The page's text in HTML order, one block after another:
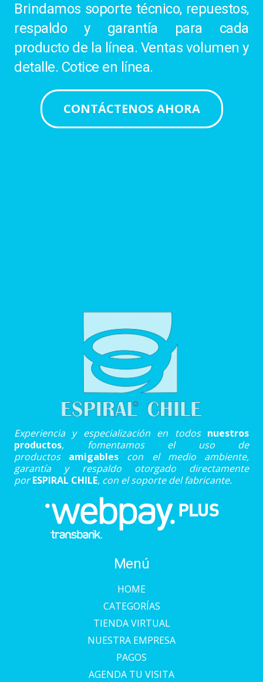
Brindamos soporte técnico, repuestos,
respaldo y garantía para cada
producto de la línea. Ventas volumen y
detalle. Cotice en línea.
CONTÁCTENOS AHORA
Experiencia y especialización en todos nuestros
productos, fomentamos el uso de
productos amigables con el medio ambiente,
garantía y respaldo otorgado directamente
porESPIRAL CHILE, con el soporte del fabricante.
Menú
HOME
CATEGORÍAS
TIENDA VIRTUAL
NUESTRA EMPRESA
PAGOS
AGENDA TU VISITA